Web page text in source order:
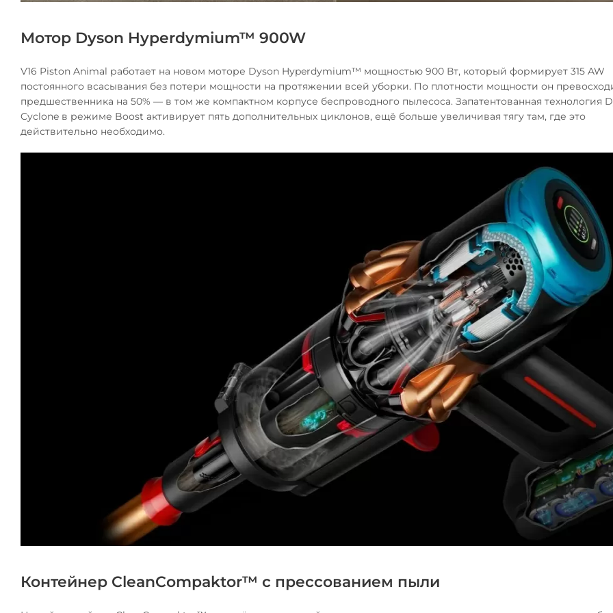
Мотор Dyson Hyperdymium™ 900W
V16 Piston Animal работает на новом моторе Dyson Hyperdymium™ мощностью 900 Вт, который формирует 315 AW
постоянного всасывания без потери мощности на протяжении всей уборки. По плотности мощности он
предшественника на 50% — в том же компактном корпусе беспроводного пылесоса. Запатентованная технология
Cyclone в режиме Boost активирует пять дополнительных циклонов, ещё больше увеличивая тягу там, где это
действительно необходимо.
Контейнер CleanCompaktor™ с прессованием пыли